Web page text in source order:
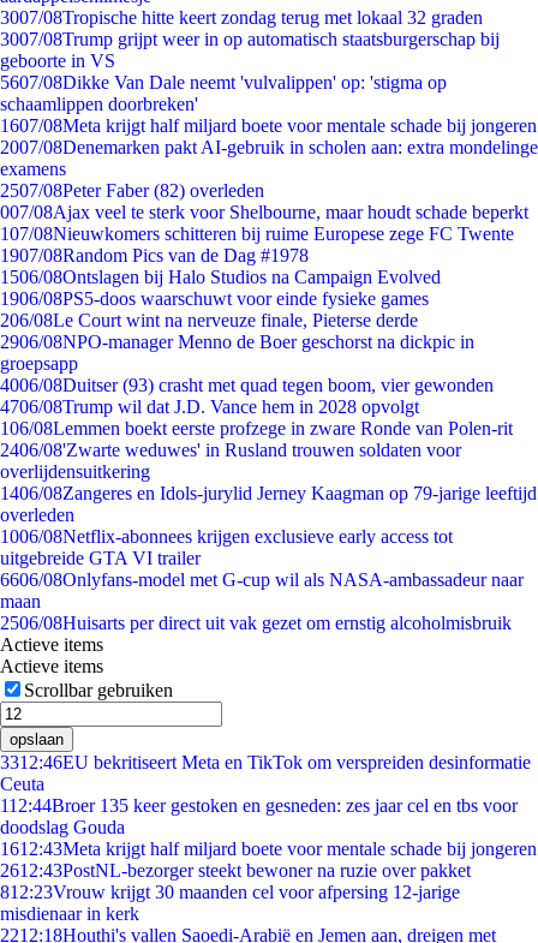
3007/08Tropische hitte keert zondag terug met lokaal 32 graden
3007/08Trump grijpt weer in op automatisch staatsburgerschap bij
geboorte in VS
5607/08Dikke Van Dale neemt 'vulvalippen' op: 'stigma op
schaamlippen doorbreken'
1607/08Meta krijgt half miljard boete voor mentale schade bij jongeren
2007/08Denemarken pakt AI-gebruik in scholen aan: extra mondelinge
examens
2507/08Peter Faber (82) overleden
007/08Ajax veel te sterk voor Shelbourne, maar houdt schade beperkt
107/08Nieuwkomers schitteren bij ruime Europese zege FC Twente
1907/08Random Pics van de Dag #1978
1506/08Ontslagen bij Halo Studios na Campaign Evolved
1906/08PS5-doos waarschuwt voor einde fysieke games
206/08Le Court wint na nerveuze finale, Pieterse derde
2906/08NPO-manager Menno de Boer geschorst na dickpic in
groepsapp
4006/08Duitser (93) crasht met quad tegen boom, vier gewonden
4706/08Trump wil dat J.D. Vance hem in 2028 opvolgt
106/08Lemmen boekt eerste profzege in zware Ronde van Polen-rit
2406/08'Zwarte weduwes' in Rusland trouwen soldaten voor
overlijdensuitkering
1406/08Zangeres en Idols-jurylid Jerney Kaagman op 79-jarige leeftijd
overleden
1006/08Netflix-abonnees krijgen exclusieve early access tot
uitgebreide GTA VI trailer
6606/08Onlyfans-model met G-cup wil als NASA-ambassadeur naar
maan
2506/08Huisarts per direct uit vak gezet om ernstig alcoholmisbruik
Actieve items
Actieve items
Scrollbar gebruiken
opslaan
3312:46EU bekritiseert Meta en TikTok om verspreiden desinformatie
Ceuta
112:44Broer 135 keer gestoken en gesneden: zes jaar cel en tbs voor
doodslag Gouda
1612:43Meta krijgt half miljard boete voor mentale schade bij jongeren
2612:43PostNL-bezorger steekt bewoner na ruzie over pakket
812:23Vrouw krijgt 30 maanden cel voor afpersing 12-jarige
misdienaar in kerk
2212:18Houthi's vallen Saoedi-Arabië en Jemen aan, dreigen met